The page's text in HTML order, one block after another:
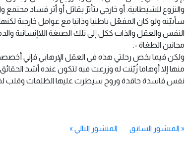
والنزوع للشيطانية. أو خارجي بتأثرّ بقاتل أو أثر فساد
سأبيّنه ولو كان المفعّل باطنيا وذاتيا مع عوامل خارجية
النفس والعقل والذات ككل إلى تلك الصبغة اللاإنسانية
مجانين الطغاة -.
ولكن فيما يخص رحلتي هذه في العقل الإرهابي فإني
منها إلا أوهاما زُيّنت له وزرعت فيه لتكون عنده أشد
نفس فاسدة حاقدة وروح سيطرت عليها الظلمات وقلب لم
«المنشور السابق المنشور التالي »